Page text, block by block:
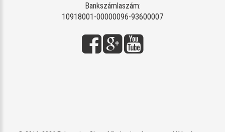
Bankszámlaszám:
10918001-00000096-93600007